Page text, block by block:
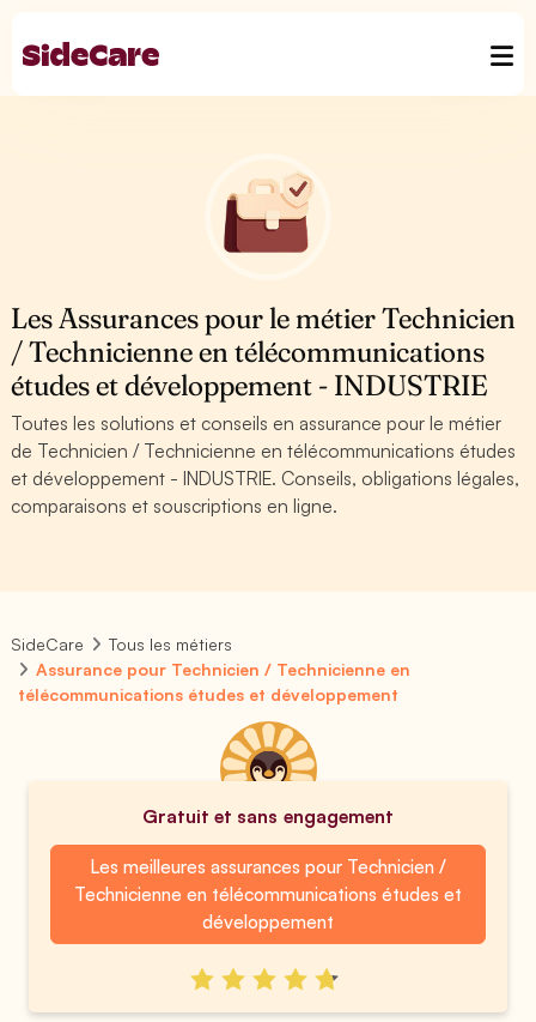
Les Assurances pour le métier Technicien
/ Technicienne en télécommunications
études et développement - INDUSTRIE
Toutes les solutions et conseils en assurance pour le métier
de Technicien / Technicienne en télécommunications études
et développement - INDUSTRIE. Conseils, obligations légales,
comparaisons et souscriptions en ligne.
SideCare
Tous les métiers
Assurance pour Technicien / Technicienne en
télécommunications études et développement
Gratuit et sans engagement
Les meilleures assurances pour Technicien /
Technicienne en télécommunications études et
développement